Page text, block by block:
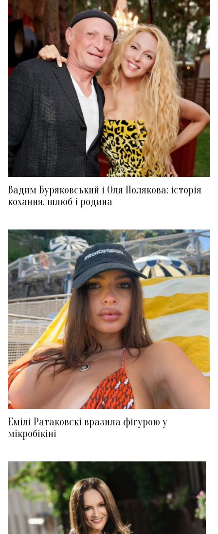
Вадим Буряковський і Оля Полякова: історія
кохання, шлюб і родина
Емілі Ратаковскі вразила фігурою у
мікробікіні